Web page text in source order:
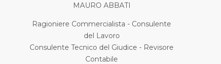
MAURO ABBATI
Ragioniere Commercialista - Consulente
del Lavoro
Consulente Tecnico del Giudice - Revisore
Contabile